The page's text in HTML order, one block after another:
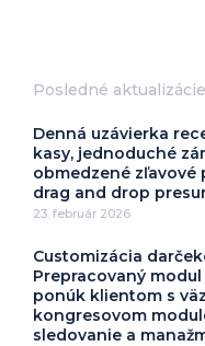
Posledné aktualizácie
Denná uzávierka
kasy, jednoduché
obmedzené
drag and drop
23. február 2026
Customizácia
Prepracovaný
ponúk klientom s
kongresovom
sledovanie a